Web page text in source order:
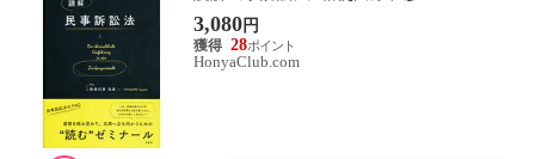
3,080円
28
HonyaClub.com